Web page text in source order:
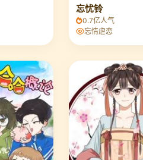
忘忧铃
0.7亿人气
忘情虐恋